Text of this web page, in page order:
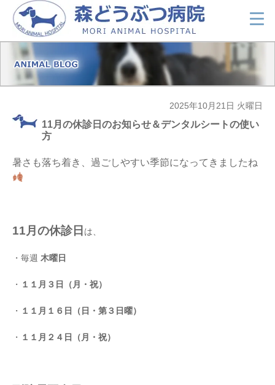
2025年10月21日 火曜日
11月の休診日のお知らせ＆デンタルシートの使い
方
暑さも落ち着き、過ごしやすい季節になってきましたね
11月の休診日 は、
・毎週 木曜日
・ １１月３日（月・祝）
・ １１月１６日（日・第３日曜）
・ １１月２４日（月・祝）